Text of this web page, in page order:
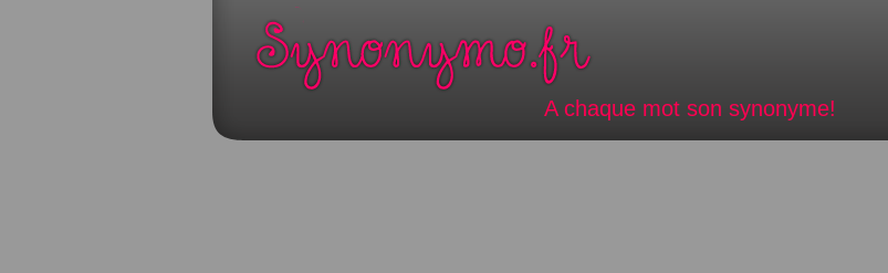
A chaque mot son synonyme!